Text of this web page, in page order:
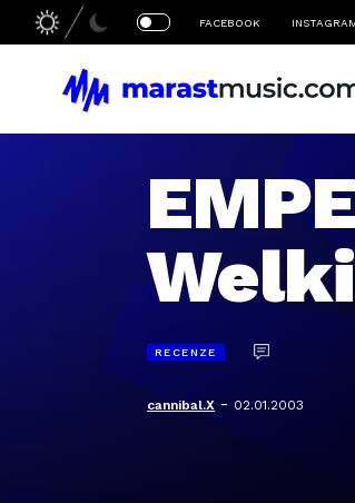
FACEBOOK
RECENZE
cannibal.X - 02.01.2003